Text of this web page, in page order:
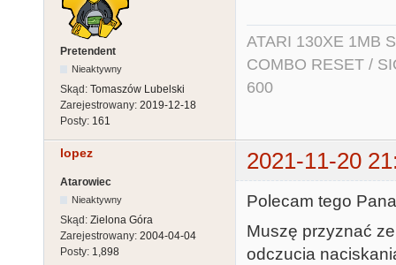
Pretendent
Nieaktywny
Skąd: Tomaszów Lubelski
Zarejestrowany: 2019-12-18
Posty: 161
ATARI 130XE 1MB
COMBO RESET /
600
lopez 2021-11-20
Atarowiec
Nieaktywny
Skąd: Zielona Góra
Zarejestrowany: 2004-04-04
Posty: 1,898
Polecam tego
Muszę przyznać
odczucia